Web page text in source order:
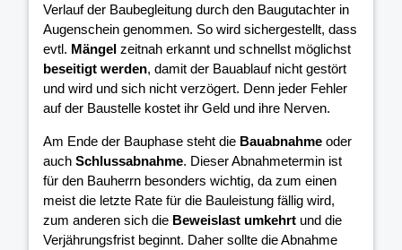
Verlauf der Baubegleitung durch den Baugutachter in
Augenschein genommen. So wird sichergestellt, dass
evtl. Mängel zeitnah erkannt und schnellst möglichst
beseitigt werden, damit der Bauablauf nicht gestört
und wird und sich nicht verzögert. Denn jeder Fehler
auf der Baustelle kostet ihr Geld und ihre Nerven.
Am Ende der Bauphase steht die Bauabnahme oder
auch Schlussabnahme. Dieser Abnahmetermin ist
für den Bauherrn besonders wichtig, da zum einen
meist die letzte Rate für die Bauleistung fällig wird,
zum anderen sich die Beweislast umkehrt und die
Verjährungsfrist beginnt. Daher sollte die Abnahme